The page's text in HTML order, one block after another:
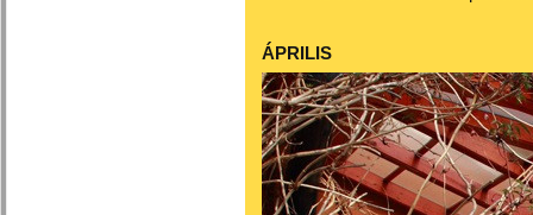
ÁPRILIS